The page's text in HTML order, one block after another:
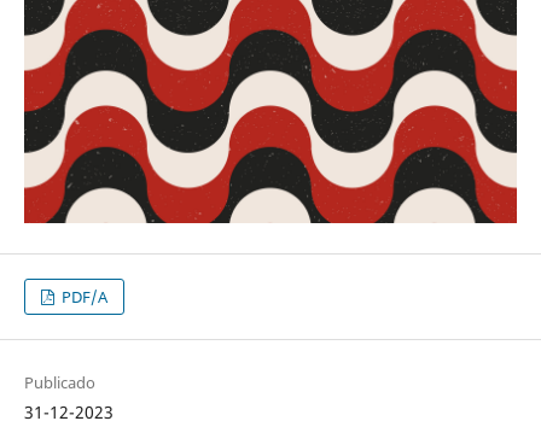
PDF/A
Publicado
31-12-2023